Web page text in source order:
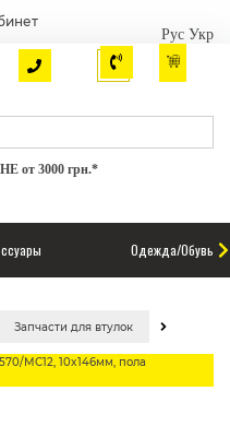
Рус Укр
3000 грн.*
Одежда/Обувь
Запчасти для втулок
MC12, 10x146мм, пола